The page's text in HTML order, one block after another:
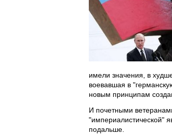
имели значения, в
воевавшая в
новым принципам
И почетными
"империалистической"
подальше.